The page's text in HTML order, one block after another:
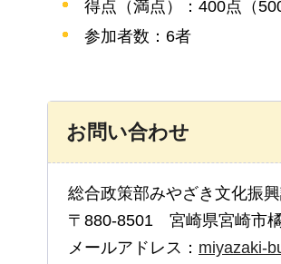
得点（満点）：400点（
参加者数：6者
お問い合わせ
総合政策部みやざき文化振
〒880-8501 宮崎県宮崎市
メールアドレス： miyazaki-